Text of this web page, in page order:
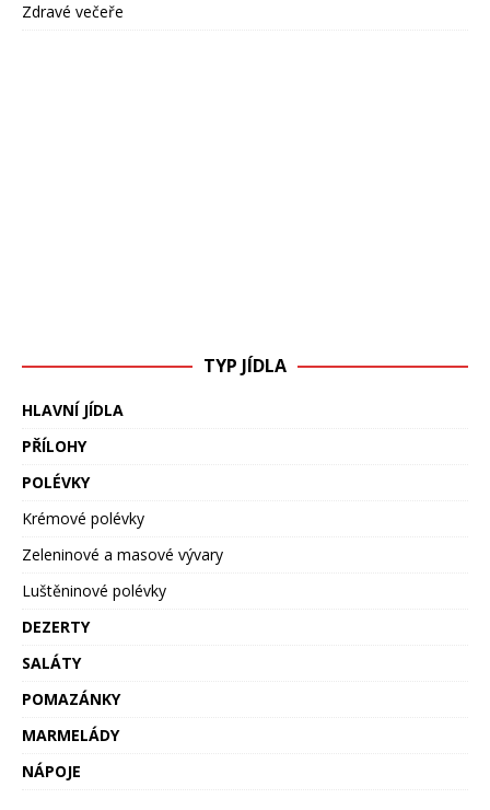
Zdravé večeře
TYP JÍDLA
HLAVNÍ JÍDLA
PŘÍLOHY
POLÉVKY
Krémové polévky
Zeleninové a masové vývary
Luštěninové polévky
DEZERTY
SALÁTY
POMAZÁNKY
MARMELÁDY
NÁPOJE